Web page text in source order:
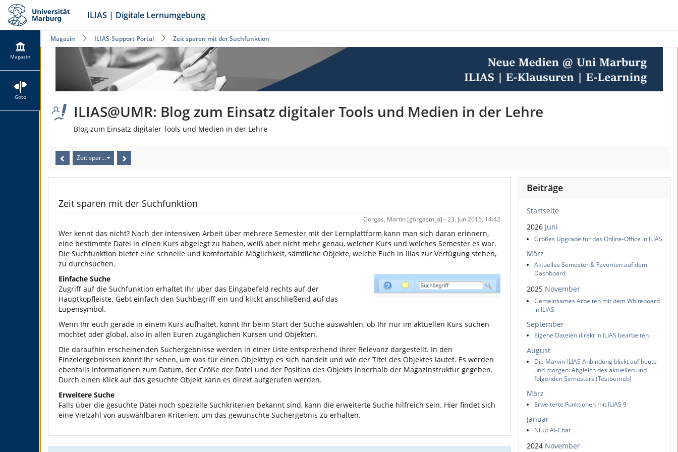
ILIAS | Digitale Lernumgebung
Magazin
Goto
Magazin ILIAS-Support-Portal Zeit sparen mit der Suchfunktion
ILIAS@UMR: Blog zum Einsatz digitaler Tools und Medien in der Lehre
Blog zum Einsatz digitaler Tools und Medien in der Lehre
Zeit sparen mit der Suchfunktion
Zeit sparen mit der Suchfunktion
Gorgas, Martin [gorgasm_a] - 23. Jun 2015, 14:42
Wer kennt das nicht? Nach der intensiven Arbeit über mehrere Semester mit der Lernplattform kann man sich daran erinnern,
eine bestimmte Datei in einen Kurs abgelegt zu haben, weiß aber nicht mehr genau, welcher Kurs und welches Semester es war.
Die Suchfunktion bietet eine schnelle und komfortable Möglichkeit, sämtliche Objekte, welche Euch in Ilias zur Verfügung stehen,
zu durchsuchen.
Einfache Suche
Zugriff auf die Suchfunktion erhaltet Ihr über das Eingabefeld rechts auf der
Hauptkopfleiste. Gebt einfach den Suchbegriff ein und klickt anschließend auf das
Lupensymbol.
Wenn Ihr euch gerade in einem Kurs aufhaltet, könnt Ihr beim Start der Suche auswählen, ob Ihr nur im aktuellen Kurs suchen
möchtet oder global, also in allen Euren zugänglichen Kursen und Objekten.
Die daraufhin erscheinenden Suchergebnisse werden in einer Liste entsprechend ihrer Relevanz dargestellt. In den
Einzelergebnissen könnt Ihr sehen, um was für einen Objekttyp es sich handelt und wie der Titel des Objektes lautet. Es werden
ebenfalls Informationen zum Datum, der Größe der Datei und der Position des Objekts innerhalb der Magazinstruktur gegeben.
Durch einen Klick auf das gesuchte Objekt kann es direkt aufgerufen werden.
Erweitere Suche
Falls über die gesuchte Datei noch spezielle Suchkriterien bekannt sind, kann die erweiterte Suche hilfreich sein. Hier findet sich
eine Vielzahl von auswählbaren Kriterien, um das gewünschte Suchergebnis zu erhalten.
Beiträge
Startseite
2026 Juni
Großes Upgrade für das Online-Office in ILIAS
März
Aktuelles Semester & Favoriten auf dem
Dashboard
2025 November
Gemeinsames Arbeiten mit dem Whiteboard
in ILIAS
September
Eigene Dateien direkt in ILIAS bearbeiten
August
Die Marvin-ILIAS Anbindung blickt auf heute
und morgen: Abgleich des aktuellen und
folgenden Semesters (Testbetrieb)
März
Erweiterte Funktionen mit ILIAS 9
Januar
NEU: AI-Chat
2024 November